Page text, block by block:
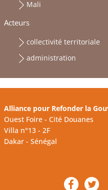
Mali
Acteurs
collectivité territoriale
administration
Alliance pour Refonder la
Ouest Foire - Cité Douanes
Villa n°13 - 2F
Dakar - Sénégal